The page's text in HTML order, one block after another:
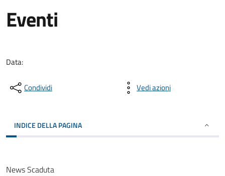
Eventi
Data:
Condividi Vedi azioni
INDICE DELLA PAGINA
News Scaduta